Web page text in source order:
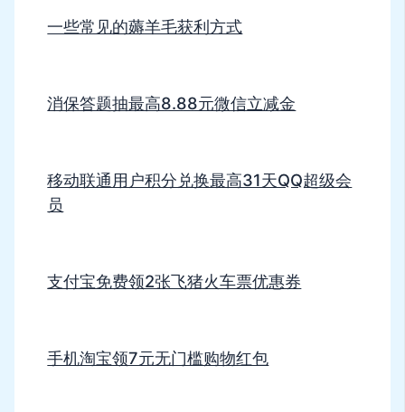
一些常见的薅羊毛获利方式
消保答题抽最高8.88元微信立减金
移动联通用户积分兑换最高31天QQ超级会
员
支付宝免费领2张飞猪火车票优惠券
手机淘宝领7元无门槛购物红包